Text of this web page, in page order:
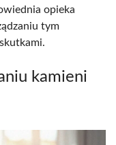
opieka
tym
kamieni